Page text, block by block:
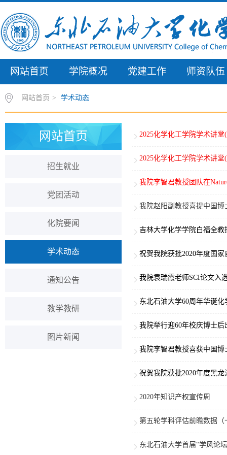
网站首页 学院概况 党建工作 师资队伍
网站首页 > 学术动态
网站首页
招生就业
党团活动
化院要闻
学术动态
通知公告
教学教研
图片新闻
2025化学化工学院学术讲堂
2025化学化工学院学术讲堂
我院李智君教授团队在
我院赵阳副教授喜提中国博
吉林大学化学学院白福全
祝贺我院获批2020年度国
我院袁瑞霞老师SCI论文入
东北石油大学60周年华诞
我院举行迎60年校庆博士后
我院李智君教授喜获中国
祝贺我院获批2020年度黑
2020年知识产权宣传周
第五轮学科评估前瞻数据
东北石油大学首届“学风论